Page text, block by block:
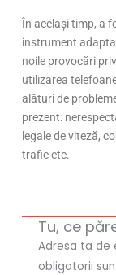
În același timp, a
instrument
noile provocări
utilizarea
alături de
prezent:
legale de viteză,
trafic etc.
Tu, ce
Adresa ta de
obligatorii